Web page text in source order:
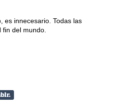
es innecesario. Todas las
fin del mundo.